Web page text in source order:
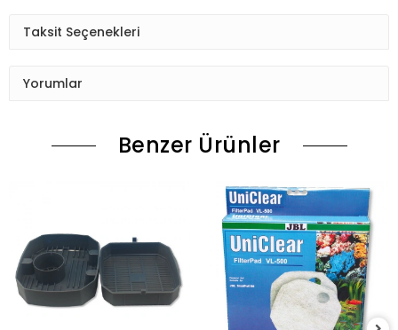
Taksit Seçenekleri
Yorumlar
Benzer Ürünler